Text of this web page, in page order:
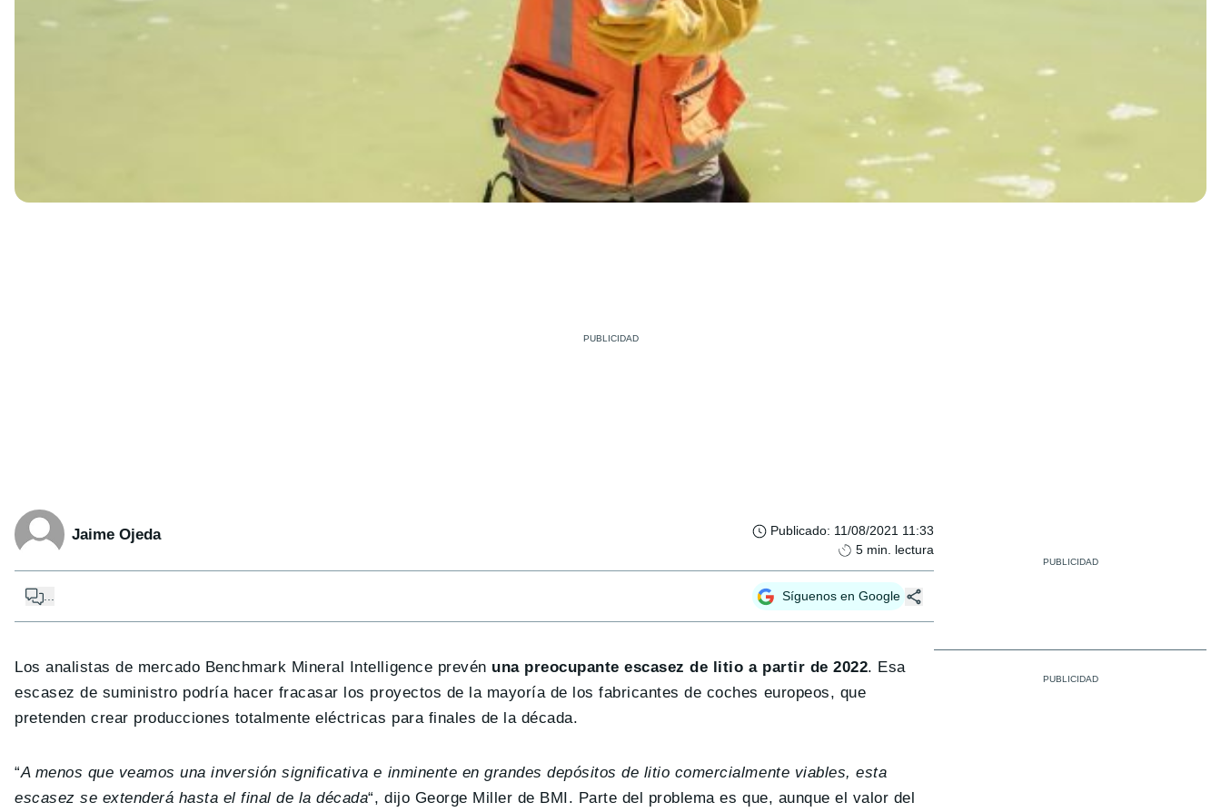
Jaime Ojeda Publicado: 11/08/2021 11:33
5 min. lectura
... Síguenos en Google
Los analistas de mercado Benchmark Mineral Intelligence prevén una preocupante escasez de litio a partir de 2022. Esa
escasez de suministro podría hacer fracasar los proyectos de la mayoría de los fabricantes de coches europeos, que
pretenden crear producciones totalmente eléctricas para finales de la década.
“A menos que veamos una inversión significativa e inminente en grandes depósitos de litio comercialmente viables, esta
escasez se extenderá hasta el final de la década“, dijo George Miller de BMI. Parte del problema es que, aunque el valor del